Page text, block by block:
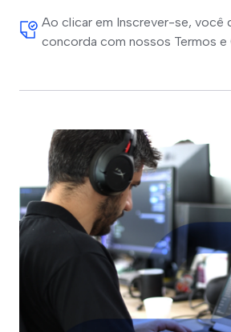
Ao clicar em Inscrever-se, você
concorda com nossos Termos